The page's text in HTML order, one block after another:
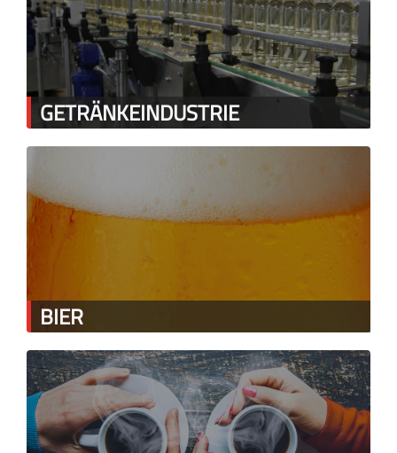
GETRÄNKEINDUSTRIE
BIER